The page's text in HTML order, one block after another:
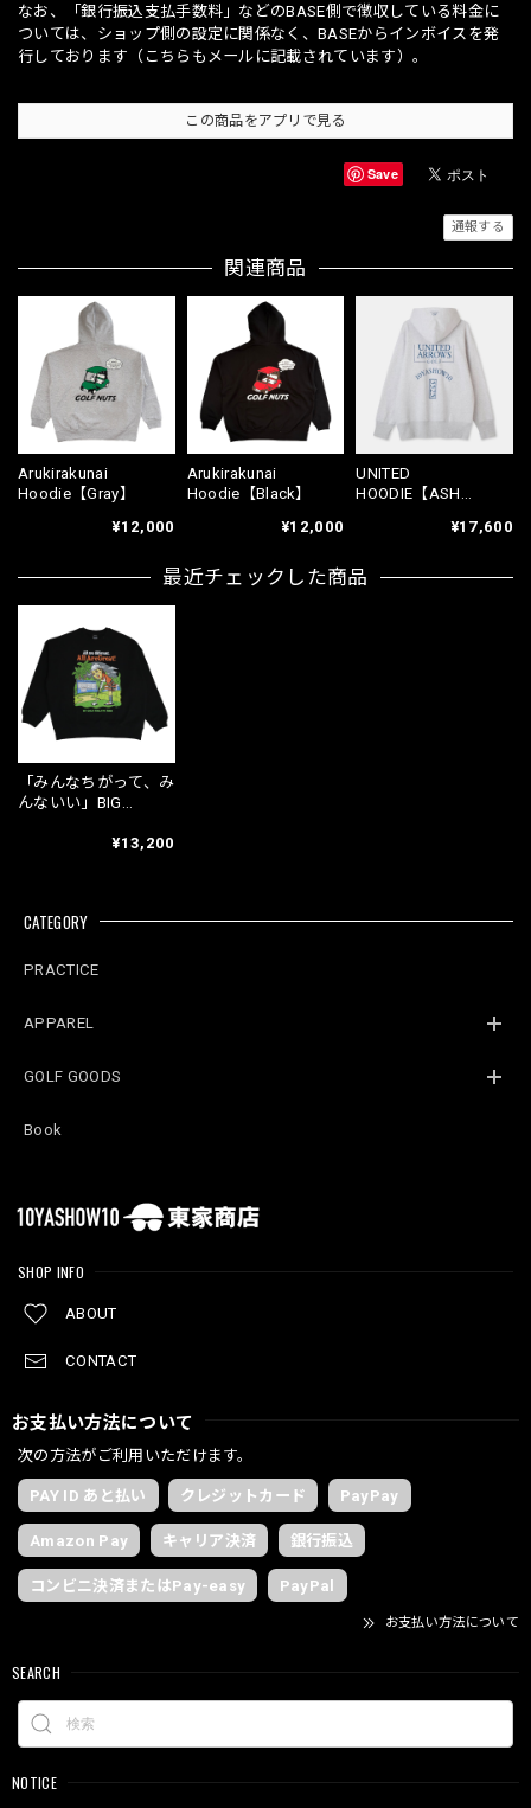
なお、「銀行振込支払手数料」などのBASE側で徴収している料金に
ついては、ショップ側の設定に関係なく、BASEからインボイスを発
行しております（こちらもメールに記載されています）。
この商品をアプリで見る
Save
通報する
関連商品
Arukirakunai
Hoodie【Gray】
¥12,000
Arukirakunai
Hoodie【Black】
¥12,000
UNITED
HOODIE【ASH
¥17,600
最近チェックした商品
「みんなちがって、み
んないい」BIG
¥13,200
CATEGORY
PRACTICE
APPAREL
GOLF GOODS
Book
SHOP INFO
ABOUT
CONTACT
お支払い方法について
次の方法がご利用いただけます。
PAY ID あと払い クレジットカード PayPay
Amazon Pay キャリア決済 銀行振込
コンビニ決済またはPay-easy PayPal
お支払い方法について
SEARCH
NOTICE